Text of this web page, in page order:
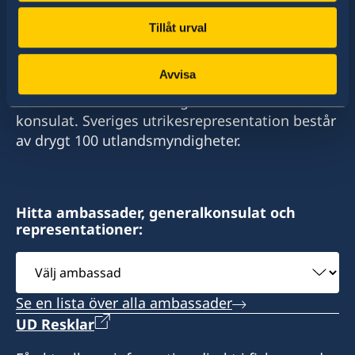
Tillåt urval
Avvisa
Sverige har diplomatiska förbindelser med i
stort sett alla stater i världen. I ungefär hälften
av dessa stater har Sverige ambassader och
konsulat. Sveriges utrikesrepresentation består
av drygt 100 utlandsmyndigheter.
Hitta ambassader, generalkonsulat och
representationer:
Välj
ambassad
Se en lista över alla ambassader
UD Resklar